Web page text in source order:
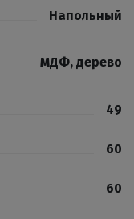
Напольный
МДФ, дерево
49
60
60